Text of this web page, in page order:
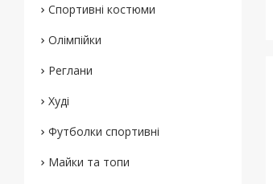
Спортивні костюми
Олімпійки
Реглани
Худі
Футболки спортивні
Майки та топи